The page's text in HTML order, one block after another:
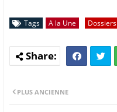
Tags A la Une Dossiers
PLUS ANCIENNE